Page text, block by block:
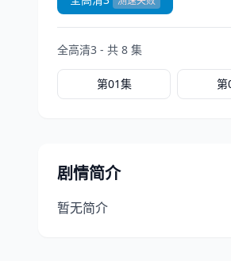
全高清3 - 共 8 集
第01集 第
剧情简介
暂无简介